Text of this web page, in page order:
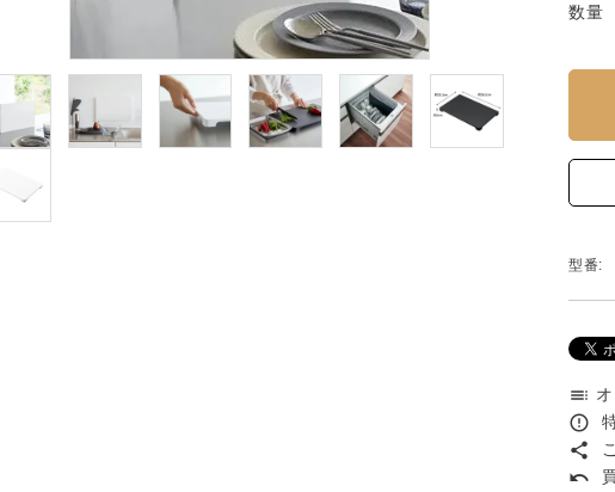
数量
型番:
toc
error_outline
share
undo